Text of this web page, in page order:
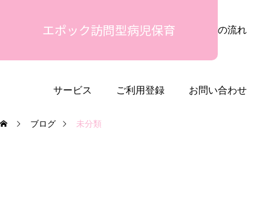
エポック訪問型病児保育
安心の理由 ご利用シーン ご利用の流れ
サービス ご利用登録 お問い合わせ
ブログ 未分類